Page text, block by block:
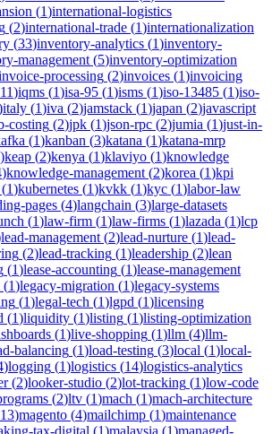
(1)international-logistics
(2)international-trade (1)internationalization
(33)inventory-analytics (1)inventory-
management (5)inventory-optimization
processing (2)invoices (1)invoicing
11)iqms (1)isa-95 (1)isms (1)iso-13485 (1)iso-
italy (1)iva (2)jamstack (1)japan (2)javascript
costing (2)jpk (1)json-rpc (2)jumia (1)just-in-
(1)kanban (3)katana (1)katana-mrp
)keap (2)kenya (1)klaviyo (1)knowledge
)knowledge-management (2)korea (1)kpi
1)kubernetes (1)kvkk (1)kyc (1)labor-law
pages (4)langchain (3)large-datasets
(1)law-firm (1)law-firms (1)lazada (1)lcp
lead-management (2)lead-nurture (1)lead-
(2)lead-tracking (1)leadership (2)lean
(1)lease-accounting (1)lease-management
(1)legacy-migration (1)legacy-systems
(1)legal-tech (1)lgpd (1)licensing
(1)liquidity (1)listing (1)listing-optimization
(1)live-shopping (1)llm (4)llm-
balancing (1)load-testing (3)local (1)local-
)logging (1)logistics (14)logistics-analytics
(2)looker-studio (2)lot-tracking (1)low-code
(2)ltv (1)mach (1)mach-architecture
13)magento (4)mailchimp (1)maintenance
tax-digital (1)malaysia (1)managed-